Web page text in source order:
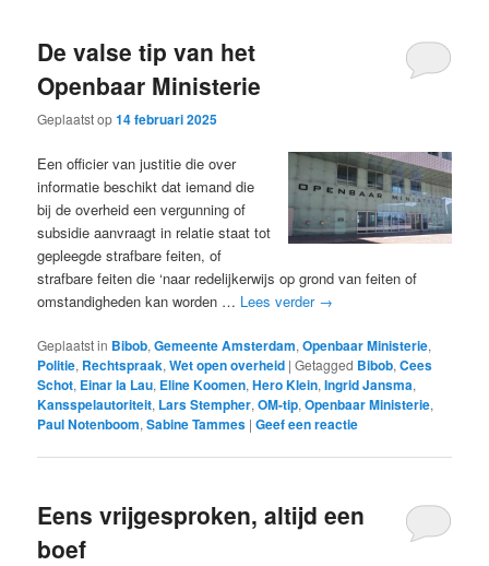
De valse tip van het
Openbaar Ministerie
Geplaatst op14 februari 2025
Een officier van justitie die over
informatie beschikt dat iemand die
bij de overheid een vergunning of
subsidie aanvraagt in relatie staat tot
gepleegde strafbare feiten, of
strafbare feiten die ‘naar redelijkerwijs op grond van feiten of
omstandigheden kan worden … Lees verder →
Geplaatst in Bibob,Gemeente Amsterdam,Openbaar Ministerie,
Politie, Rechtspraak,Wet open overheid |Getagged Bibob,Cees
Schot, Einar la Lau, Eline Koomen,Hero Klein,Ingrid Jansma,
Kansspelautoriteit, Lars Stempher,OM-tip,Openbaar Ministerie,
Paul Notenboom,Sabine Tammes |Geef een reactie
Eens vrijgesproken, altijd een
boef